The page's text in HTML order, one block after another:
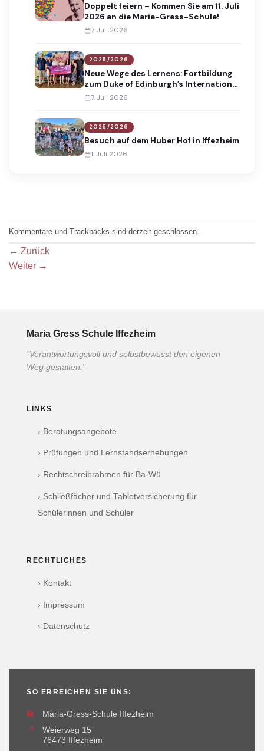
Doppelt feiern – Kommen Sie am 11. Juli
2026 an die Maria-Gress-Schule!
7. Juli 2026
2025/2026
Neue Wege des Lernens: Fortbildung
zum Duke of Edinburgh’s International
Award
7. Juli 2026
2025/2026
Besuch auf dem Huber Hof in Iffezheim
1. Juli 2026
Kommentare und Trackbacks sind derzeit geschlossen.
← Zurück
Weiter →
Maria Gress Schule Iffezheim
"Verantwortungsvoll und selbstbewusst den eigenen
Weg gestalten."
LINKS
› Beratungsangebote
› Prüfungen und Lernstandserhebungen
› Rechtschreibrahmen für Ba-Wü
› Schließfächer und Tabletversicherung für
Schülerinnen und Schüler
RECHTLICHES
› Kontakt
› Impressum
› Datenschutz
SO ERREICHEN SIE UNS:
🏫
Maria-Gress-Schule Iffezheim
📍
Weierweg 15
76473 Iffezheim